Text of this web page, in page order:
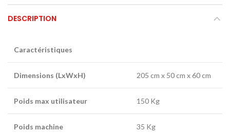
DESCRIPTION
Caractéristiques
Dimensions (LxWxH) 205 cm x 50 cm x 60 cm
Poids max utilisateur 150 Kg
Poids machine 35 Kg